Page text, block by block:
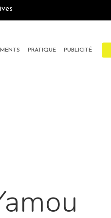
PRATIQUE PUBLICITÉ